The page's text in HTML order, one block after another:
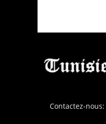
Contactez-nous: